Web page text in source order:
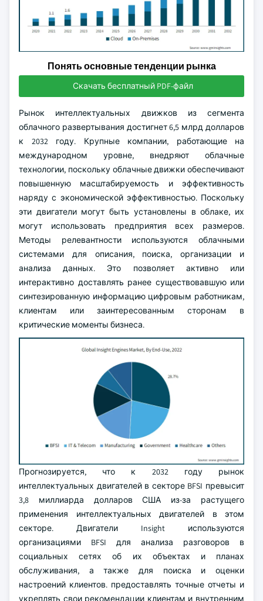
Понять основные тенденции рынка
Скачать бесплатный PDF-файл
Рынок интеллектуальных движков из сегмента
облачного развертывания достигнет 6,5 млрд долларов
к 2032 году. Крупные компании, работающие на
международном уровне, внедряют облачные
технологии, поскольку облачные движки обеспечивают
повышенную масштабируемость и эффективность
наряду с экономической эффективностью. Поскольку
эти двигатели могут быть установлены в облаке, их
могут использовать предприятия всех размеров.
Методы релевантности используются облачными
системами для описания, поиска, организации и
анализа данных. Это позволяет активно или
интерактивно доставлять ранее существовавшую или
синтезированную информацию цифровым работникам,
клиентам или заинтересованным сторонам в
критические моменты бизнеса.
Прогнозируется, что к 2032 году рынок
интеллектуальных двигателей в секторе BFSI превысит
3,8 миллиарда долларов США из-за растущего
применения интеллектуальных двигателей в этом
секторе. Двигатели Insight используются
организациями BFSI для анализа разговоров в
социальных сетях об их объектах и планах
обслуживания, а также для поиска и оценки
настроений клиентов. предоставлять точные отчеты и
укреплять свои рекомендации клиентам и внутренним